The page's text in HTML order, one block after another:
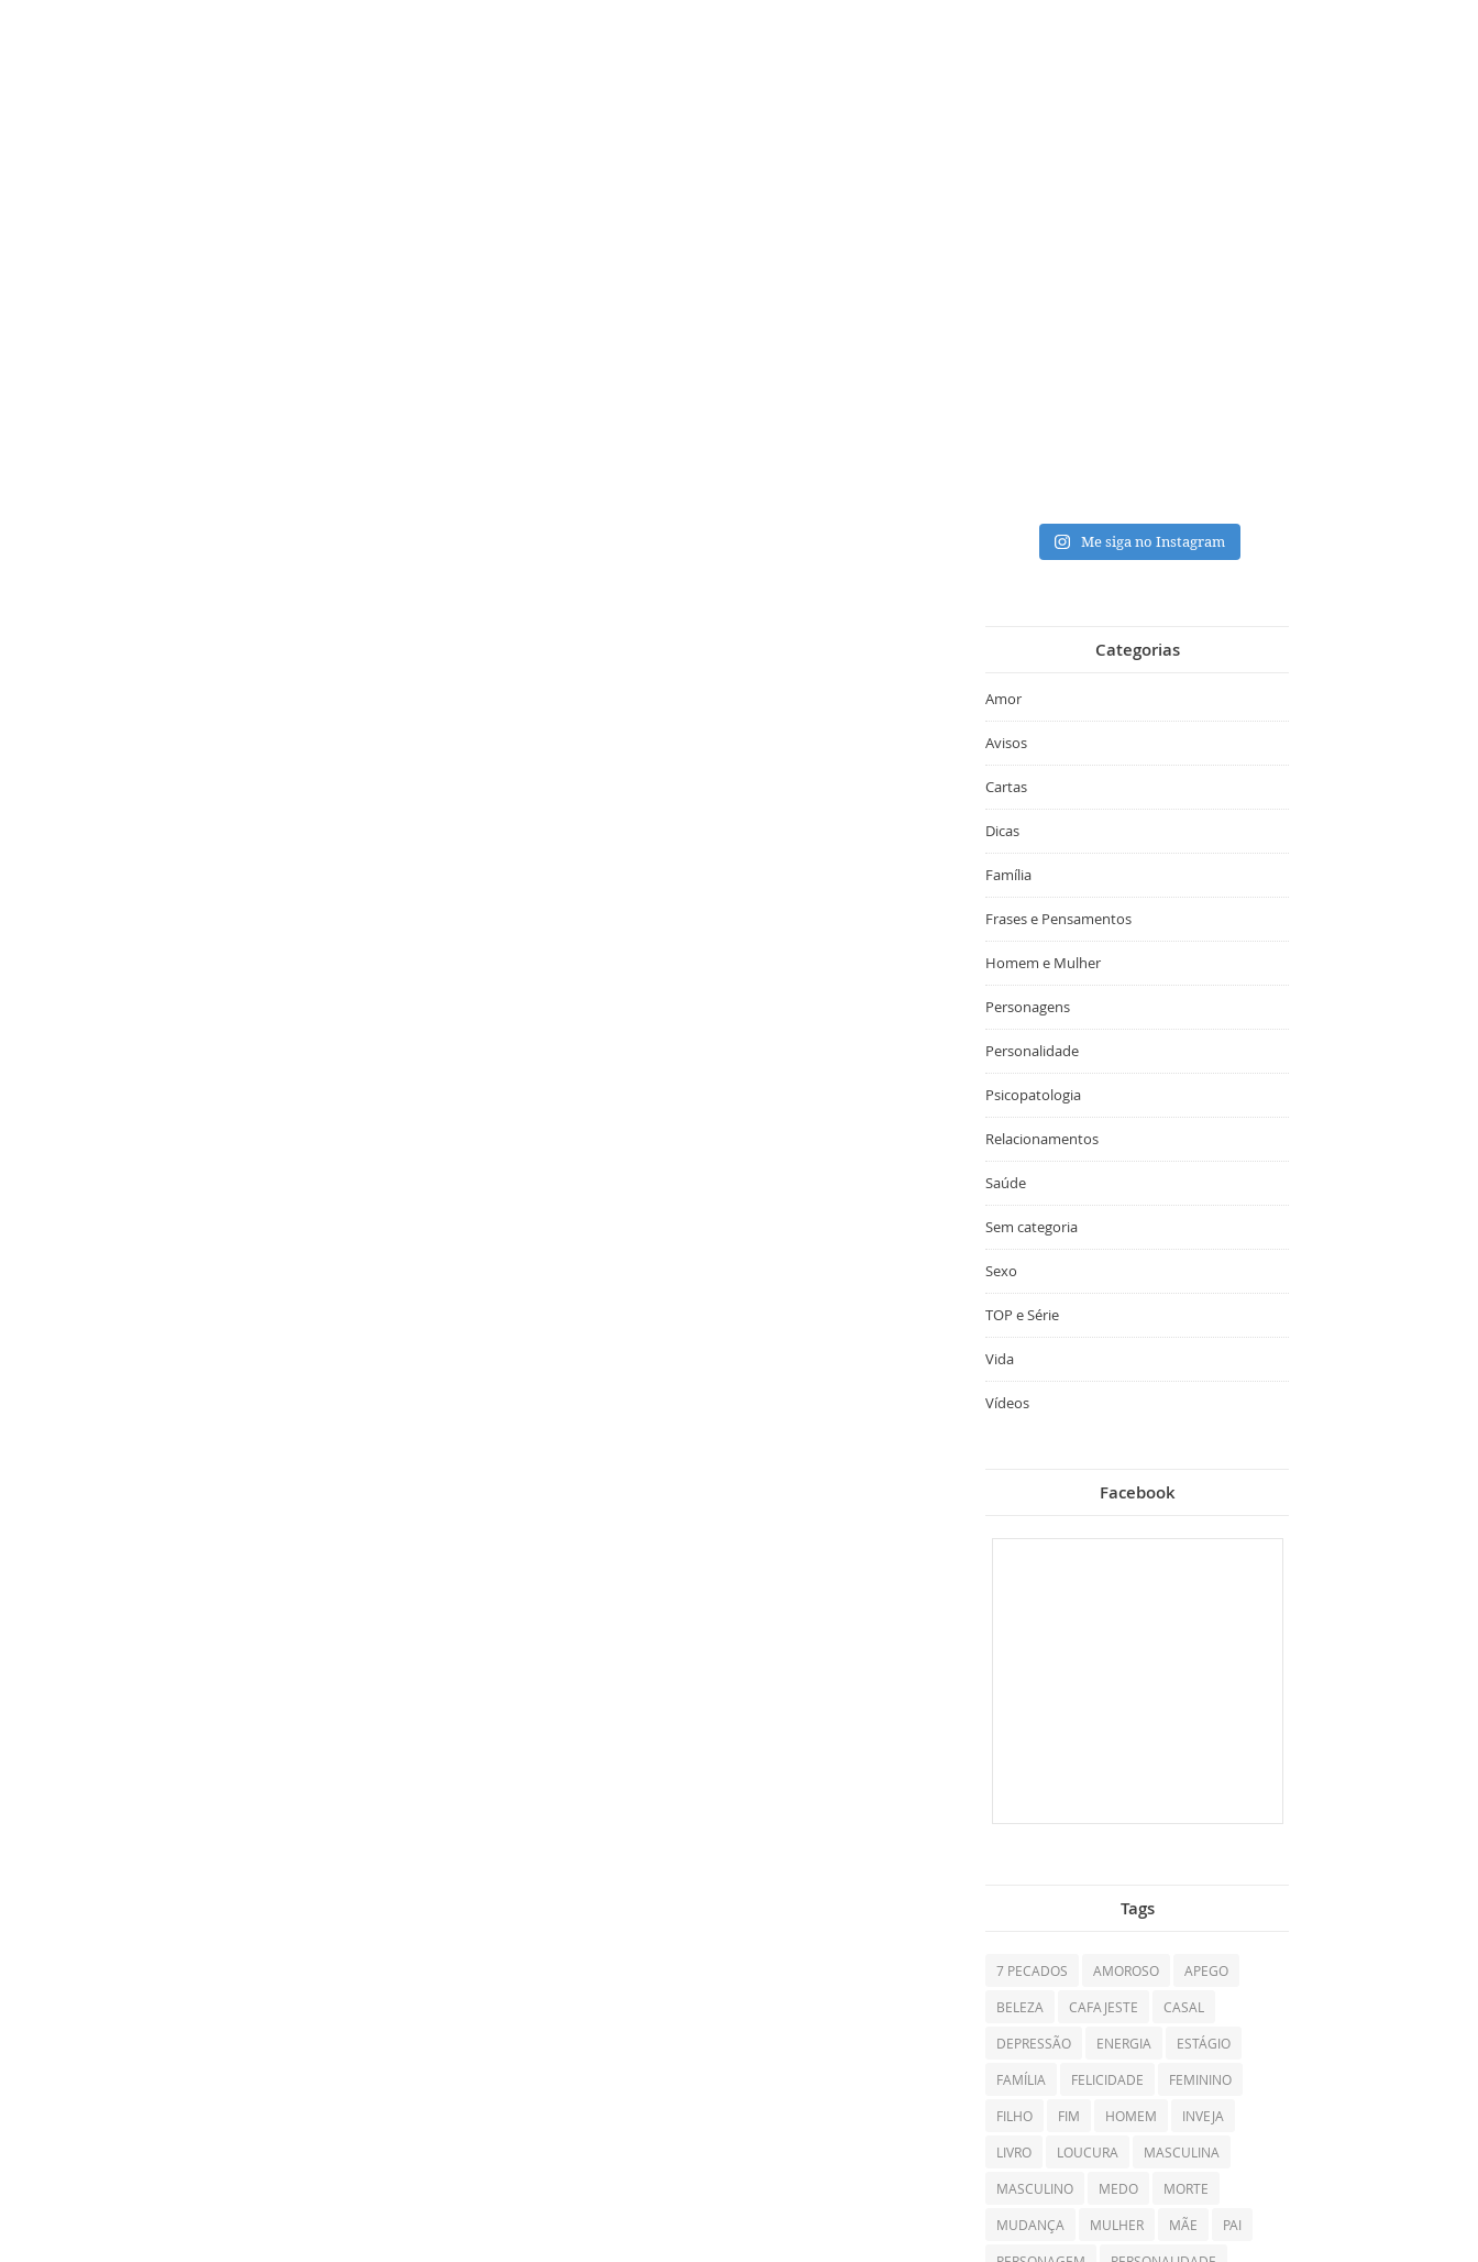
Me siga no Instagram
Categorias
Amor
Avisos
Cartas
Dicas
Família
Frases e Pensamentos
Homem e Mulher
Personagens
Personalidade
Psicopatologia
Relacionamentos
Saúde
Sem categoria
Sexo
TOP e Série
Vida
Vídeos
Facebook
Tags
7 PECADOS AMOROSO APEGO
BELEZA CAFAJESTE CASAL
DEPRESSÃO ENERGIA ESTÁGIO
FAMÍLIA FELICIDADE FEMININO
FILHO FIM HOMEM INVEJA
LIVRO LOUCURA MASCULINA
MASCULINO MEDO MORTE
MUDANÇA MULHER MÃE PAI